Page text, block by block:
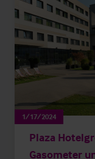
1/17/2024
Plaza
Gasometer